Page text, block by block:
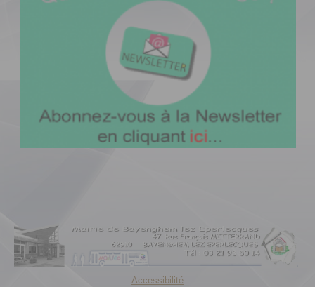
Accessibilité